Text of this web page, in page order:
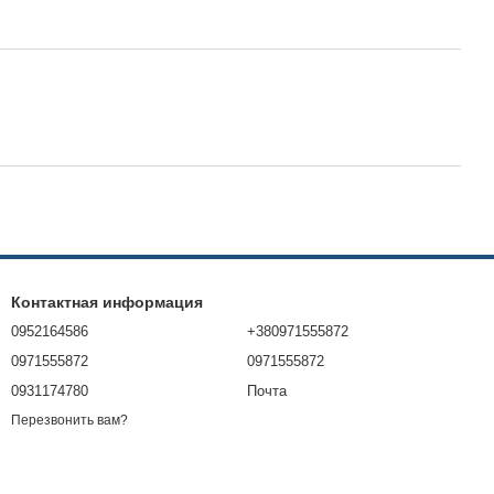
Контактная информация
0952164586
0971555872
0931174780
Перезвонить вам?
+380971555872
0971555872
Почта